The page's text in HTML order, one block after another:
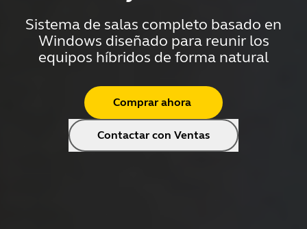
Sistema de salas completo basado en
Windows diseñado para reunir los
equipos híbridos de forma natural
Comprar ahora
Contactar con Ventas